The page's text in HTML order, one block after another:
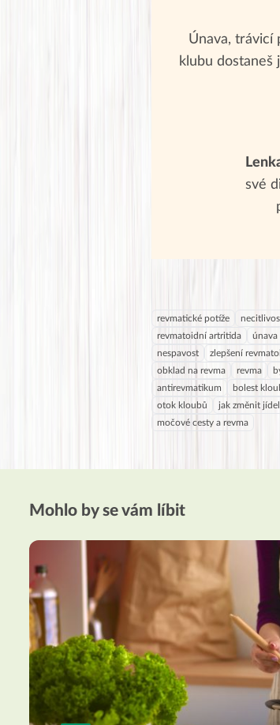
Únava, trávicí
klubu dostaneš
své
revmatické potíže
revmatoidní artritida
únava
nespavost
zlepšení
obklad na revma
revma
antirevmatikum
bolest
otok kloubů
jak změnit
močové cesty a revma
Mohlo by se vám líbit